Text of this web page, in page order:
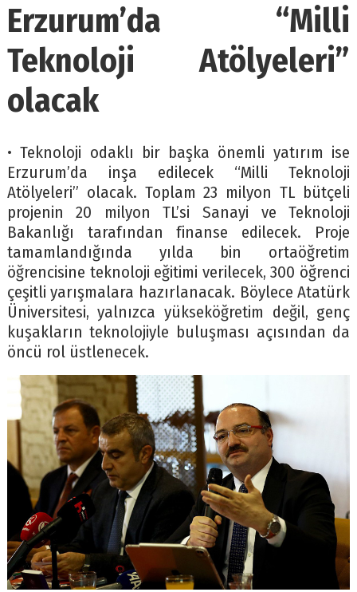
Erzurum’da “Milli
Teknoloji Atölyeleri”
olacak
• Teknoloji odaklı bir başka önemli yatırım ise
Erzurum’da inşa edilecek “Milli Teknoloji
Atölyeleri” olacak. Toplam 23 milyon TL bütçeli
projenin 20 milyon TL’si Sanayi ve Teknoloji
Bakanlığı tarafından finanse edilecek. Proje
tamamlandığında yılda bin ortaöğretim
öğrencisine teknoloji eğitimi verilecek, 300 öğrenci
çeşitli yarışmalara hazırlanacak. Böylece Atatürk
Üniversitesi, yalnızca yükseköğretim değil, genç
kuşakların teknolojiyle buluşması açısından da
öncü rol üstlenecek.